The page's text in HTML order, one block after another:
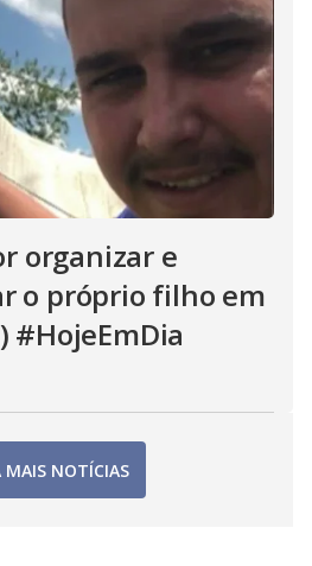
organizar e
o próprio filho em
#HojeEmDia
MAIS NOTÍCIAS